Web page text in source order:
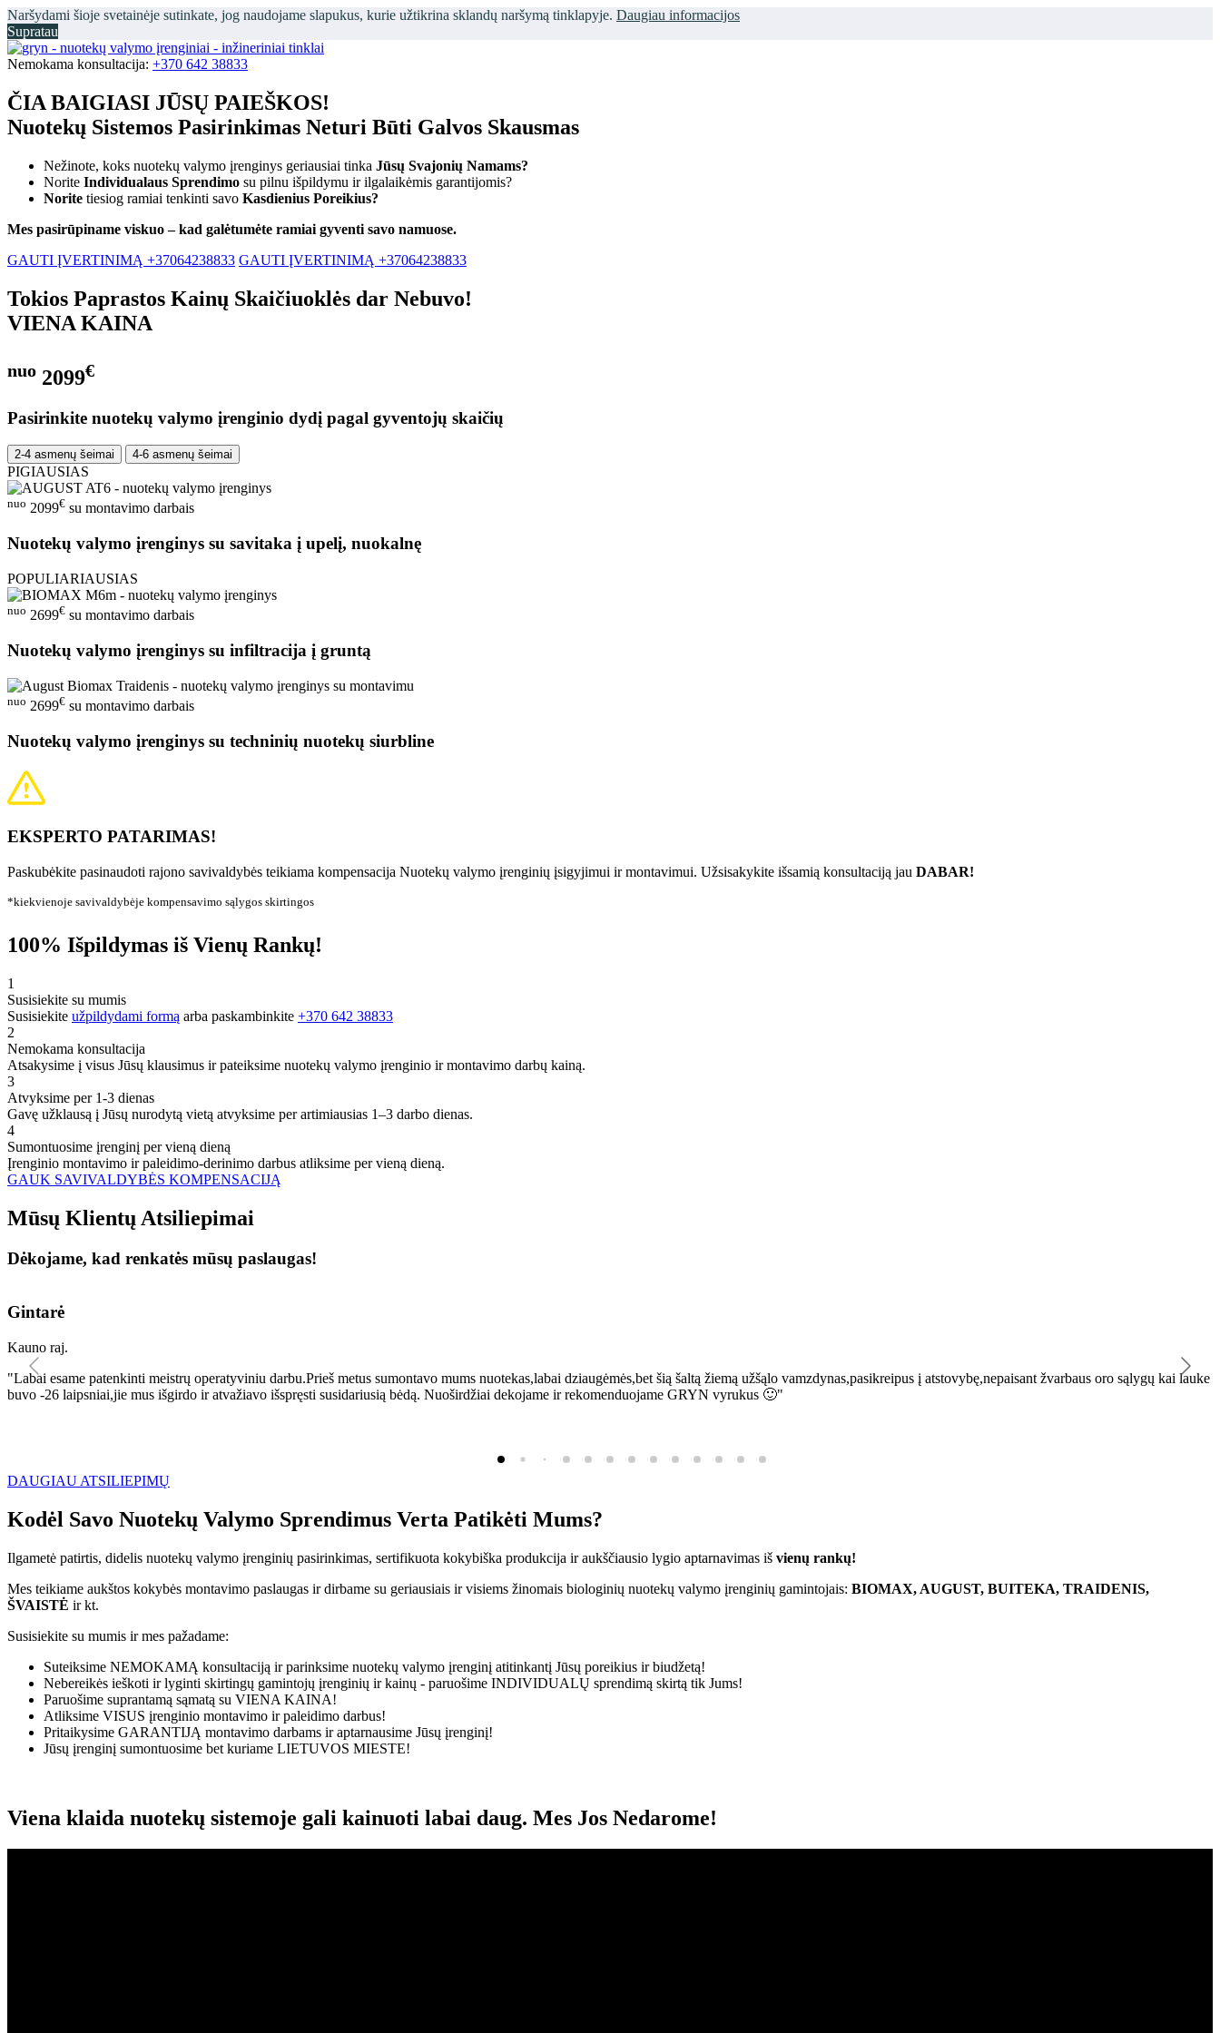
Naršydami šioje svetainėje sutinkate, jog naudojame slapukus, kurie užtikrina sklandų naršymą tinklapyje. Daugiau informacijos
Supratau
Nemokama konsultacija: +370 642 38833
ČIA BAIGIASI JŪSŲ PAIEŠKOS!
Nuotekų Sistemos Pasirinkimas Neturi Būti Galvos Skausmas
Nežinote, koks nuotekų valymo įrenginys geriausiai tinka Jūsų Svajonių Namams?
Norite Individualaus Sprendimo su pilnu išpildymu ir ilgalaikėmis garantijomis?
Norite tiesiog ramiai tenkinti savo Kasdienius Poreikius?
Mes pasirūpiname viskuo – kad galėtumėte ramiai gyventi savo namuose.
GAUTI ĮVERTINIMĄ +37064238833 GAUTI ĮVERTINIMĄ +37064238833
Tokios Paprastos Kainų Skaičiuoklės dar Nebuvo!
VIENA KAINA
nuo 2099€
Pasirinkite nuotekų valymo įrenginio dydį pagal gyventojų skaičių
2-4 asmenų šeimai 4-6 asmenų šeimai
PIGIAUSIAS
nuo 2099€ su montavimo darbais
Nuotekų valymo įrenginys su savitaka į upelį, nuokalnę
POPULIARIAUSIAS
nuo 2699€ su montavimo darbais
Nuotekų valymo įrenginys su infiltracija į gruntą
nuo 2699€ su montavimo darbais
Nuotekų valymo įrenginys su techninių nuotekų siurbline
EKSPERTO PATARIMAS!
Paskubėkite pasinaudoti rajono savivaldybės teikiama kompensacija Nuotekų valymo įrenginių įsigyjimui ir montavimui. Užsisakykite išsamią konsultaciją jau DABAR!
*kiekvienoje savivaldybėje kompensavimo sąlygos skirtingos
100% Išpildymas iš Vienų Rankų!
1
Susisiekite su mumis
Susisiekite užpildydami formą arba paskambinkite +370 642 38833
2
Nemokama konsultacija
Atsakysime į visus Jūsų klausimus ir pateiksime nuotekų valymo įrenginio ir montavimo darbų kainą.
3
Atvyksime per 1-3 dienas
Gavę užklausą į Jūsų nurodytą vietą atvyksime per artimiausias 1–3 darbo dienas.
4
Sumontuosime įrenginį per vieną dieną
Įrenginio montavimo ir paleidimo-derinimo darbus atliksime per vieną dieną.
GAUK SAVIVALDYBĖS KOMPENSACIJĄ
Mūsų Klientų Atsiliepimai
Dėkojame, kad renkatės mūsų paslaugas!
Gintarė
Kauno raj.
"Labai esame patenkinti meistrų operatyviniu darbu.Prieš metus sumontavo mums nuotekas,labai dziaugėmės,bet šią šaltą žiemą užšąlo vamzdynas,pasikreipus į atstovybę,nepaisant žvarbaus oro sąlygų kai lauke
buvo -26 laipsniai,jie mus išgirdo ir atvažiavo išspręsti susidariusią bėdą. Nuoširdžiai dekojame ir rekomenduojame GRYN vyrukus 🙂"
DAUGIAU ATSILIEPIMŲ
Kodėl Savo Nuotekų Valymo Sprendimus Verta Patikėti Mums?
Ilgametė patirtis, didelis nuotekų valymo įrenginių pasirinkimas, sertifikuota kokybiška produkcija ir aukščiausio lygio aptarnavimas iš vienų rankų!
Mes teikiame aukštos kokybės montavimo paslaugas ir dirbame su geriausiais ir visiems žinomais biologinių nuotekų valymo įrenginių gamintojais: BIOMAX, AUGUST, BUITEKA, TRAIDENIS,
ŠVAISTĖ ir kt.
Susisiekite su mumis ir mes pažadame:
Suteiksime NEMOKAMĄ konsultaciją ir parinksime nuotekų valymo įrenginį atitinkantį Jūsų poreikius ir biudžetą!
Nebereikės ieškoti ir lyginti skirtingų gamintojų įrenginių ir kainų - paruošime INDIVIDUALŲ sprendimą skirtą tik Jums!
Paruošime suprantamą sąmatą su VIENA KAINA!
Atliksime VISUS įrenginio montavimo ir paleidimo darbus!
Pritaikysime GARANTIJĄ montavimo darbams ir aptarnausime Jūsų įrenginį!
Jūsų įrenginį sumontuosime bet kuriame LIETUVOS MIESTE!
Viena klaida nuotekų sistemoje gali kainuoti labai daug. Mes Jos Nedarome!